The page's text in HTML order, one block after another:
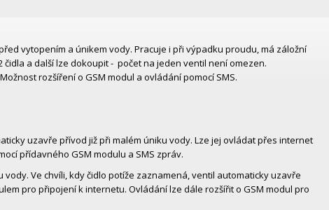
vytopením a únikem vody. Pracuje i při výpadku proudu, má záložní
a další lze dokoupit - počet na jeden ventil není omezen.
rozšíření o GSM modul a ovládání pomocí SMS.
uzavře přívod již při malém úniku vody. Lze jej ovládat přes internet
přídavného GSM modulu a SMS zpráv.
Ve chvíli, kdy čidlo potíže zaznamená, ventil automaticky uzavře
pro připojení k internetu. Ovládání lze dále rozšířit o GSM modul pro